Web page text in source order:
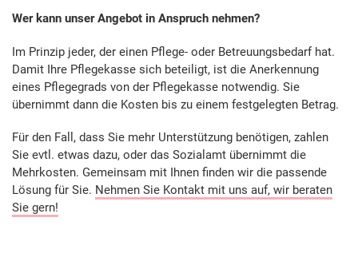
Wer kann unser Angebot in Anspruch nehmen?
Im Prinzip jeder, der einen Pflege- oder Betreuungsbedarf hat.
Damit Ihre Pflegekasse sich beteiligt, ist die Anerkennung
eines Pflegegrads von der Pflegekasse notwendig. Sie
übernimmt dann die Kosten bis zu einem festgelegten Betrag.
Für den Fall, dass Sie mehr Unterstützung benötigen, zahlen
Sie evtl. etwas dazu, oder das Sozialamt übernimmt die
Mehrkosten. Gemeinsam mit Ihnen finden wir die passende
Lösung für Sie. Nehmen Sie Kontakt mit uns auf, wir beraten
Sie gern!